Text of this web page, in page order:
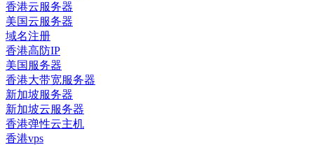
香港云服务器
美国云服务器
域名注册
香港高防IP
美国服务器
香港大带宽服务器
新加坡服务器
新加坡云服务器
香港弹性云主机
香港vps